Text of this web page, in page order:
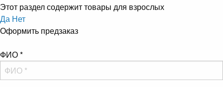
Этот раздел содержит товары для взрослых
Да Нет
Оформить предзаказ
ФИО*